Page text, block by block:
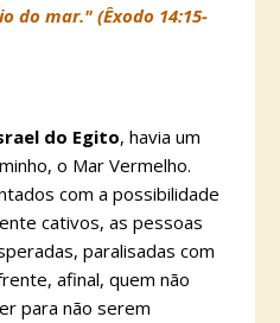
do mar." (Êxodo 14:15-
do Egito, havia um
o Mar Vermelho.
com a possibilidade
cativos, as pessoas
paralisadas com
afinal, quem não
para não serem